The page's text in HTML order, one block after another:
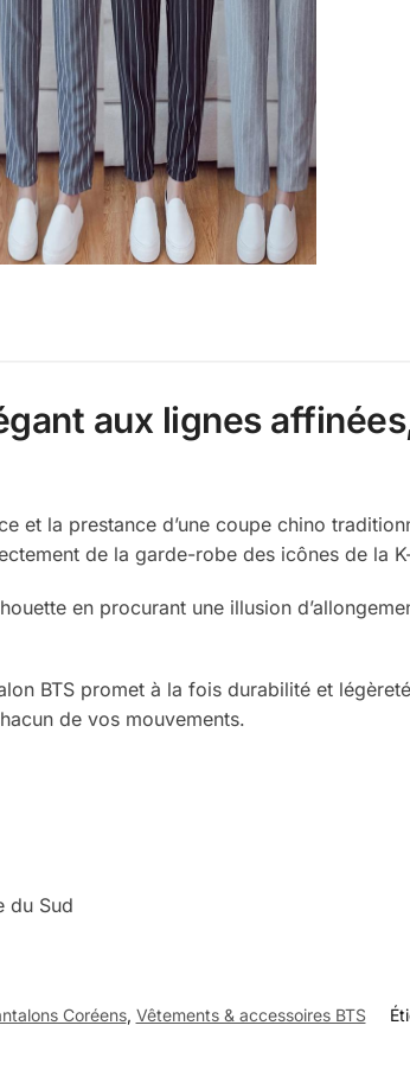
aux lignes
et la prestance d’une coupe chino
de la garde-robe des icônes de la
en procurant une illusion
BTS promet à la fois durabilité et
de vos mouvements.
du Sud
Coréens, Vêtements & accessoires BTS